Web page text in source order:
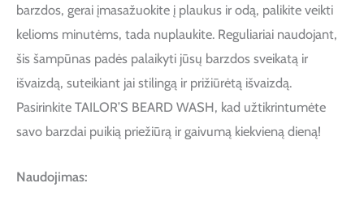
barzdos, gerai įmasažuokite į plaukus ir odą, palikite veikti
kelioms minutėms, tada nuplaukite. Reguliariai naudojant,
šis šampūnas padės palaikyti jūsų barzdos sveikatą ir
išvaizdą, suteikiant jai stilingą ir prižiūrėtą išvaizdą.
Pasirinkite TAILOR’S BEARD WASH, kad užtikrintumėte
savo barzdai puikią priežiūrą ir gaivumą kiekvieną dieną!
Naudojimas: